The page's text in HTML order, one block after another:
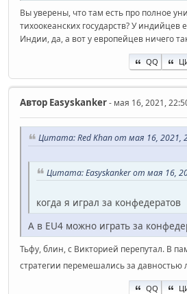
Вы уверены, что там есть про полное
тихоокеанских государств? У индийцев
Индии, да, а вот у европейцев ничего
QQ
Автор Easyskanker- мая 16, 2021,
Цитата: Red Khan от мая 16, 2021,
Цитата: Easyskanker от мая 16,
когда я играл за конфедератов
А в EU4 можно играть за
Тьфу, блин, с Викторией перепутал. В
стратегии перемешались за давностью
QQ